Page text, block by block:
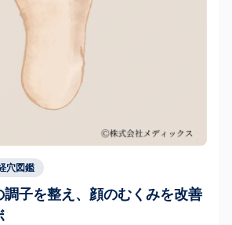
穴図鑑
調子を整え、顔のむくみを改善